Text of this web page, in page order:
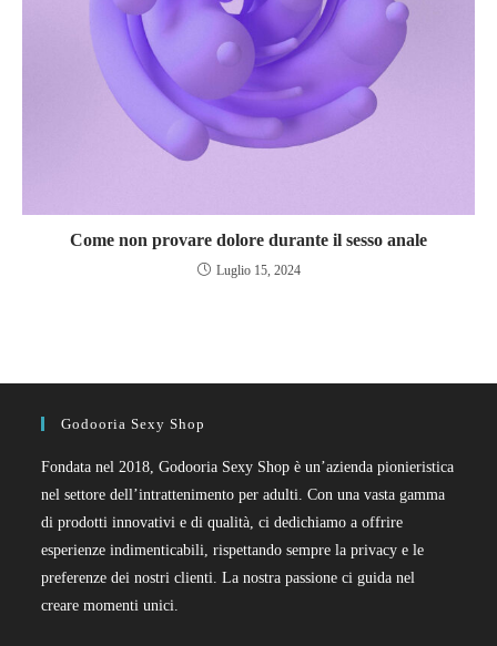
Come non provare dolore durante il sesso anale
Luglio 15, 2024
Godooria Sexy Shop
Fondata nel 2018, Godooria Sexy Shop è un’azienda pionieristica
nel settore dell’intrattenimento per adulti. Con una vasta gamma
di prodotti innovativi e di qualità, ci dedichiamo a offrire
esperienze indimenticabili, rispettando sempre la privacy e le
preferenze dei nostri clienti. La nostra passione ci guida nel
creare momenti unici.